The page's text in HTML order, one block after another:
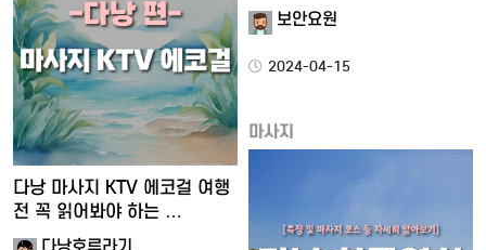
이…보안요원
2024-04-15
다낭 마사지 KTV 에코걸 여행
전 꼭 읽어봐야 하는 …
다낭호루라기
마사지